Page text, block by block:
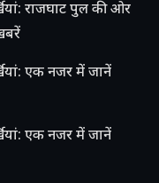
राजघाट पुल की ओर
एक नजर में जानें
एक नजर में जानें